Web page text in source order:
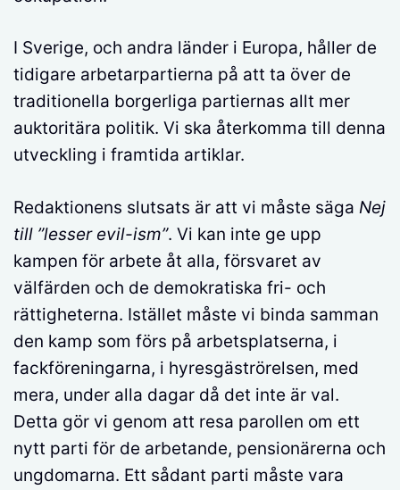
I Sverige, och andra länder i Europa, håller de
tidigare arbetarpartierna på att ta över de
traditionella borgerliga partiernas allt mer
auktoritära politik. Vi ska återkomma till denna
utveckling i framtida artiklar.
Redaktionens slutsats är att vi måste säga Nej
till ”lesser evil-ism”. Vi kan inte ge upp
kampen för arbete åt alla, försvaret av
välfärden och de demokratiska fri- och
rättigheterna. Istället måste vi binda samman
den kamp som förs på arbetsplatserna, i
fackföreningarna, i hyresgäströrelsen, med
mera, under alla dagar då det inte är val.
Detta gör vi genom att resa parollen om ett
nytt parti för de arbetande, pensionärerna och
ungdomarna. Ett sådant parti måste vara